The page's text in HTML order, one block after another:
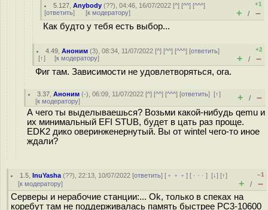
5.127 ,Anybody (??), 04:46, 16/07/2022 [^] [^^] [^^^]
[ответить] [к модератору]
+1
+ / –
Как будто у тебя есть выбор...
4.49 ,Аноним (3), 08:34, 11/07/2022 [^] [^^] [^^^] [ответить]
[↑] [к модератору]
+2
+ / –
Фиг там. Зависимости не удовлетворяться, ога.
3.37 ,Аноним (-), 06:09, 11/07/2022 [^] [^^] [^^^] [ответить][↑]
[к модератору] + / –
А чего ты выделываешься? Возьми какой-нибудь qemu и
их минимальный EFI STUB, будет в цать раз проще.
EDK2 дико оверинженернутый. Вы от wintel чего-то иное
ждали?
1.5 ,InuYasha (??), 22:13, 10/07/2022 [ответить] [ ﹢﹢﹢] [ · · ·][↓] [↑]
[к модератору]
–1
+ / –
Серверы и нерабочие станции:... Ok, только в спеках на
коребут там не поддерживалась память быстрее PC3-10600